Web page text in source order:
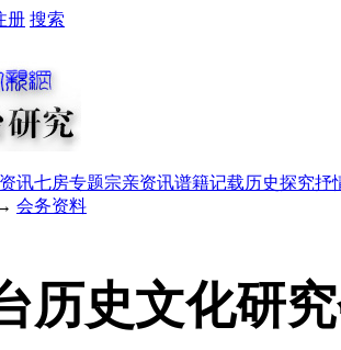
册 搜索
讯七房专题宗亲资讯谱籍记载历史探究抒
会务资料
历史文化研